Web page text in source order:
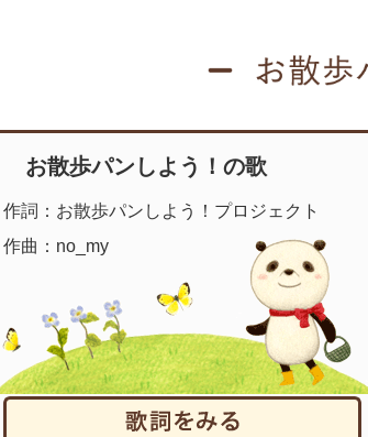
お散歩パンしよう！の歌
作詞：お散歩パンしよう！プロジェクト
作曲：no_my